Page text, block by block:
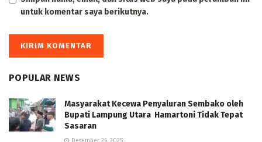
untuk komentar saya berikutnya.
POPULAR NEWS
Masyarakat Kecewa Penyaluran Sembako oleh
Bupati Lampung Utara Hamartoni Tidak Tepat
Sasaran